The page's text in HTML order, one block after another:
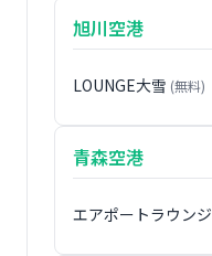
旭川空港
LOUNGE大雪 (無料)
青森空港
エアポートラウンジ